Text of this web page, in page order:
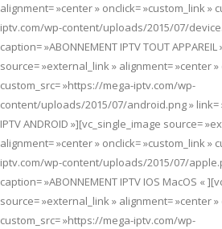
alignment= »center » onclick= »custom_link »
iptv.com/wp-content/uploads/2015/07/
caption= »ABONNEMENT IPTV TOUT
source= »external_link » alignment= »center »
custom_src= »https://mega-iptv.com/wp-
content/uploads/2015/07/android.png » link=
IPTV ANDROID »][vc_single_image source=
alignment= »center » onclick= »custom_link »
iptv.com/wp-content/uploads/2015/07/
caption= »ABONNEMENT IPTV IOS MacOS «
source= »external_link » alignment= »center »
custom_src= »https://mega-iptv.com/wp-